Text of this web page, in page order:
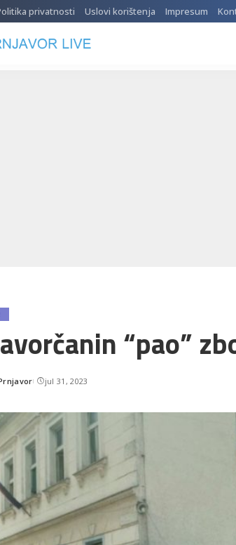
privatnosti Uslovi korištenja Impresum
“pao”
jul 31, 2023